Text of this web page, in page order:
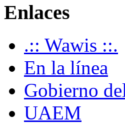
Enlaces
.:: Wawis ::.
En la línea
Gobierno
UAEM